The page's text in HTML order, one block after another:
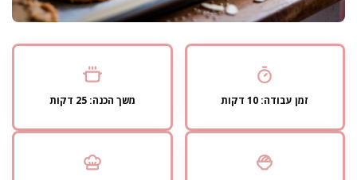
זמן עבודה: 10 דקות משך הכנה: 25 דקות